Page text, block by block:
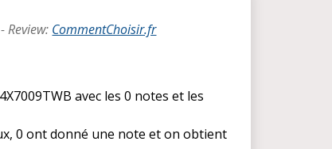
-Review: CommentChoisir.fr
avec les 0 notes et les
0 ont donné une note et on obtient